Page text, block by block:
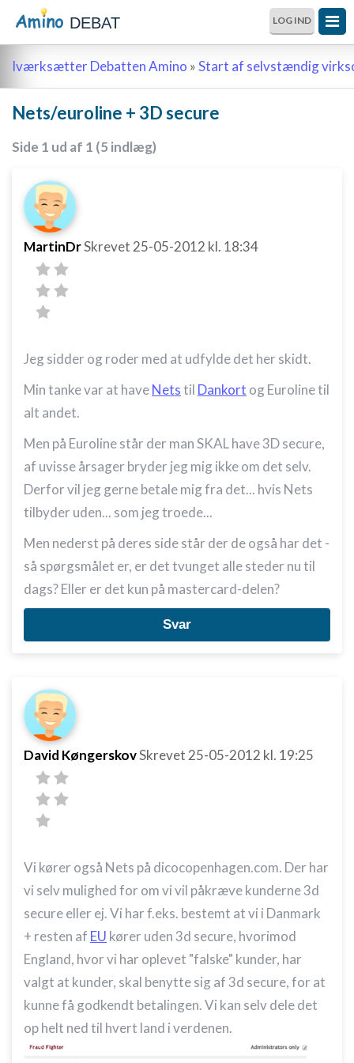
DEBAT LOG IND
Iværksætter Debatten Amino »Start af selvstændig
Nets/euroline + 3D secure
Side 1 ud af 1 (5 indlæg)
MartinDrSkrevet 25-05-2012 kl. 18:34
Jeg sidder og roder med at udfylde det her skidt.
Min tanke var at haveNetstil Dankort og Euroline til
alt andet.
Men på Euroline står der man SKAL have 3D secure,
af uvisse årsager bryder jeg mig ikke om det selv.
Derfor vil jeg gerne betale mig fra det... hvis Nets
tilbyder uden... som jeg troede...
Men nederst på deres side står der de også har det -
så spørgsmålet er, er det tvunget alle steder nu til
dags? Eller er det kun på mastercard-delen?
Svar
David KøngerskovSkrevet 25-05-2012 kl. 19:25
Vi kører også Nets på dicocopenhagen.com. Der har
vi selv mulighed for om vi vil påkræve kunderne 3d
secure eller ej. Vi har f.eks. bestemt at vi i Danmark
+ resten af EU kører uden 3d secure, hvorimod
England, hvor vi har oplevet "falske" kunder, har
valgt at kunder, skal benytte sig af 3d secure, for at
kunne få godkendt betalingen. Vi kan selv dele det
op helt ned til hvert land i verdenen.